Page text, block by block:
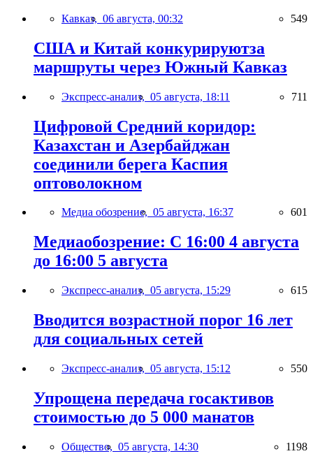
Кавказ, 06 августа, 00:32 549
США и Китай конкурируютза
маршруты через Южный Кавказ
Экспресс-анализ, 05 августа, 18:11 711
Цифровой Средний коридор:
Казахстан и Азербайджан
соединили берега Каспия
оптоволокном
Медиа обозрение, 05 августа, 16:37 601
Медиаобозрение: С 16:00 4 августа
до 16:00 5 августа
Экспресс-анализ, 05 августа, 15:29 615
Вводится возрастной порог 16 лет
для социальных сетей
Экспресс-анализ, 05 августа, 15:12 550
Упрощена передача госактивов
стоимостью до 5 000 манатов
Общество, 05 августа, 14:30 1198